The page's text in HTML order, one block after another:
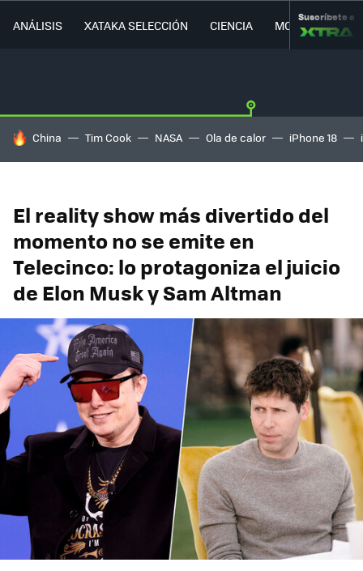
ANÁLISIS XATAKA SELECCIÓN CIENCIA MOVILIDAD
Suscríbete a
HOY SE HABLA DE
China Tim Cook NASA Ola de calor iPhone 18
El reality show más divertido del
momento no se emite en
Telecinco: lo protagoniza el juicio
de Elon Musk y Sam Altman